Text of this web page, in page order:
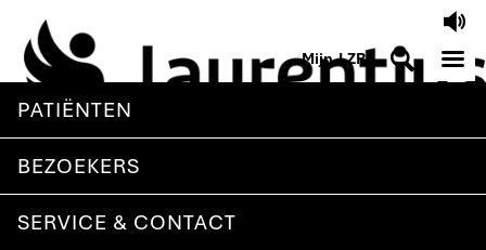
V
Mijn.LZR S M
PATIËNTEN
BEZOEKERS
SERVICE & CONTACT